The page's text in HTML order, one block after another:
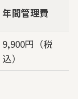
年間管理費
9,900円（税
込）